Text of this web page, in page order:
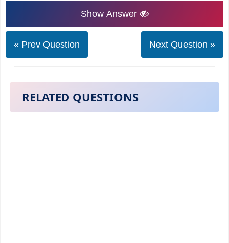
Show Answer
« Prev Question Next Question »
RELATED QUESTIONS